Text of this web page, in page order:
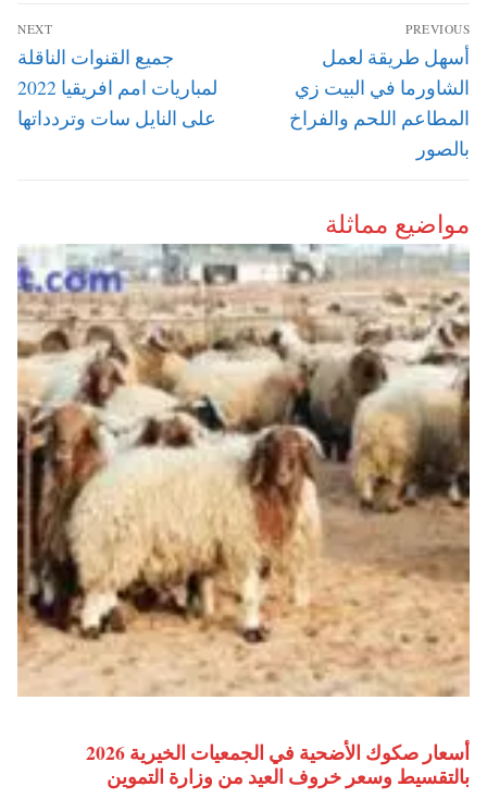
تصفّح
المقالات
PREVIOUS
Previous
post:
أسهل طريقة لعمل
الشاورما في البيت زي
المطاعم اللحم والفراخ
بالصور
NEXT
Next
post:
جميع القنوات الناقلة
لمباريات امم افريقيا 2022
على النايل سات وتردداتها
مواضيع مماثلة
أسعار صكوك الأضحية في الجمعيات الخيرية 2026
بالتقسيط وسعر خروف العيد من وزارة التموين